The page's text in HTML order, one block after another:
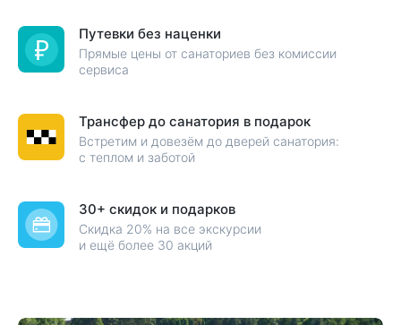
Путевки без наценки
Прямые цены от санаториев без комиссии
сервиса
Трансфер до санатория в подарок
Встретим и довезём до дверей санатория:
с теплом и заботой
30+ скидок и подарков
Скидка 20% на все экскурсии
и ещё более 30 акций